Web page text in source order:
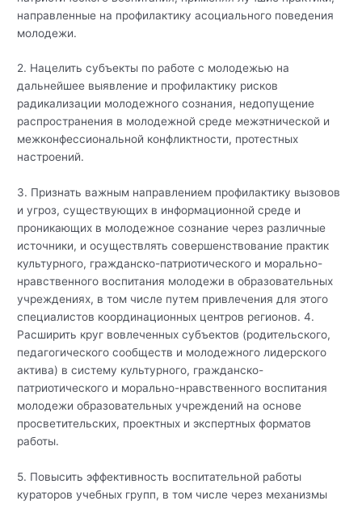
направленные на профилактику асоциального поведения
молодежи.
2. Нацелить субъекты по работе с молодежью на
дальнейшее выявление и профилактику рисков
радикализации молодежного сознания, недопущение
распространения в молодежной среде межэтнической и
межконфессиональной конфликтности, протестных
настроений.
3. Признать важным направлением профилактику вызовов
и угроз, существующих в информационной среде и
проникающих в молодежное сознание через различные
источники, и осуществлять совершенствование практик
культурного, гражданско-патриотического и морально-
нравственного воспитания молодежи в образовательных
учреждениях, в том числе путем привлечения для этого
специалистов координационных центров регионов. 4.
Расширить круг вовлеченных субъектов (родительского,
педагогического сообществ и молодежного лидерского
актива) в систему культурного, гражданско-
патриотического и морально-нравственного воспитания
молодежи образовательных учреждений на основе
просветительских, проектных и экспертных форматов
работы.
5. Повысить эффективность воспитательной работы
кураторов учебных групп, в том числе через механизмы